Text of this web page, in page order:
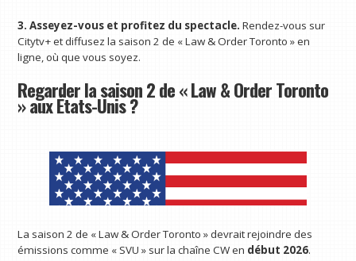
3. Asseyez-vous et profitez du spectacle.Rendez-vous sur
Citytv+ et diffusez la saison 2 de « Law & Order Toronto » en
ligne, où que vous soyez.
Regarder la saison 2 de « Law & Order Toronto
» aux États-Unis ?
La saison 2 de « Law & Order Toronto » devrait rejoindre des
émissions comme « SVU » sur la chaîne CW en début 2026.